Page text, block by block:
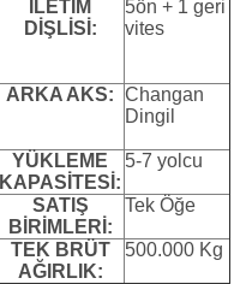
İLETİM
DİŞLİSİ:
5ön + 1 geri
vites
ARKA AKS: Changan
Dingil
YÜKLEME
KAPASİTESİ:
5-7 yolcu
SATIŞ
BİRİMLERİ:
Tek Öğe
TEK BRÜT
AĞIRLIK:
500.000 Kg